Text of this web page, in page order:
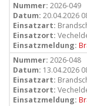
Nummer: 2026-049
Datum: 20.04.2026
Einsatzart:
Einsatzort:
Einsatzmeldung:
Nummer: 2026-048
Datum: 13.04.2026
Einsatzart:
Einsatzort:
Einsatzmeldung: